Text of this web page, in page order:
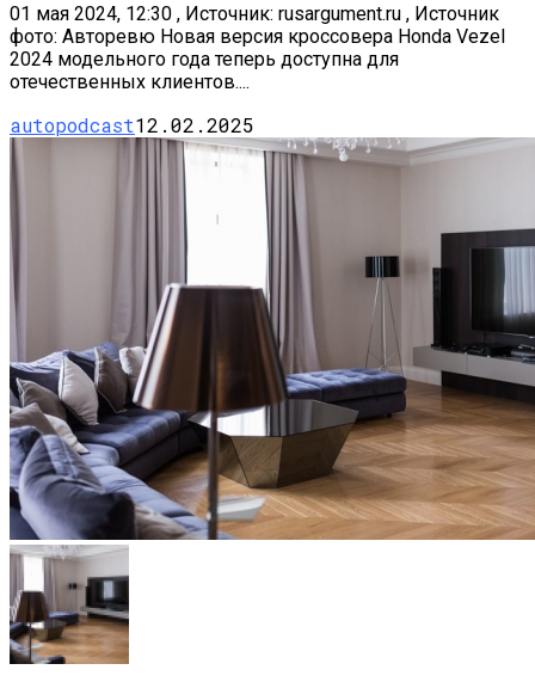
01 мая 2024, 12:30 , Источник: rusargument.ru , Источник
фото: Авторевю Новая версия кроссовера Honda Vezel
2024 модельного года теперь доступна для
отечественных клиентов....
autopodcast12.02.2025